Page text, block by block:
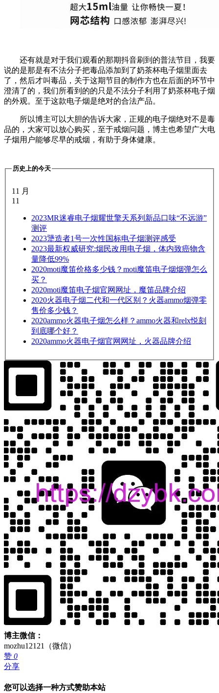
还有就是对于我们观看的那期抖音刷到的普法节目，我要
说的是那是有不法分子把毒品添加到了奶茶杯电子烟里面去
了，然后才叫毒品，关于这期节目的制作方也在后面的环节中
澄清了的，我们所看到的的只是不法分子利用了奶茶杯电子烟
的外观。至于这款电子烟是绝对的合法产品。
所以博主可以大胆的告诉大家，正规的电子烟绝对不是毒
品的，大家可以放心购买，至于戒烟问题，博主也希望广大电
子烟用户能够尽早的戒烟，有助于身体健康。
历史上的今天
11 月
11
2023MR迷睿电子烟耀世擎天系列新品口味“不远游”
测评
2023犟造者1号一次性国标电子烟测评感受
2023最新权威研究:烟民改用电子烟，体内致癌物含
量降低99%
2020moti魔笛价格多少钱？moti魔笛电子烟烟弹怎么
买？
2020moti魔笛电子烟官网网址，魔笛品牌介绍
2020火器电子烟二代和一代区别？火器ammo烟弹零
售价多少钱？
2020ammo火器电子烟怎么样？ammo火器和relx悦刻
到底哪个好？
2020ammo火器电子烟官网网址，火器品牌介绍
博主微信：
mozhu12121（微信）
赞 0
分享
您可以选择一种方式赞助本站